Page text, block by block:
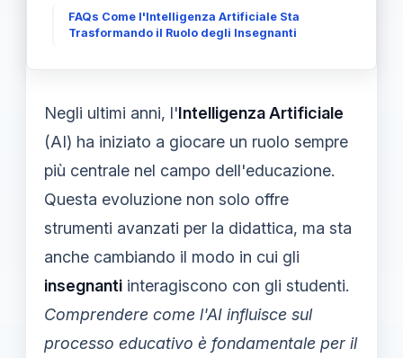
FAQs Come l'Intelligenza Artificiale Sta
Trasformando il Ruolo degli Insegnanti
Negli ultimi anni, l'Intelligenza Artificiale
(AI) ha iniziato a giocare un ruolo sempre
più centrale nel campo dell'educazione.
Questa evoluzione non solo offre
strumenti avanzati per la didattica, ma sta
anche cambiando il modo in cui gli
insegnanti interagiscono con gli studenti.
Comprendere come l'AI influisce sul
processo educativo è fondamentale per il